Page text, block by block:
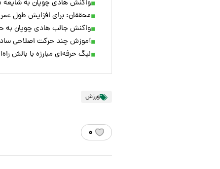
واکنش هادی چوپان به شایعه
محققان: برای افزایش طول
واکنش جالب هادی چوپان به
آموزش چند حرکت اصلاحی
لیگ حرفه‌ای مبارزه با بالش
ورزش
۰